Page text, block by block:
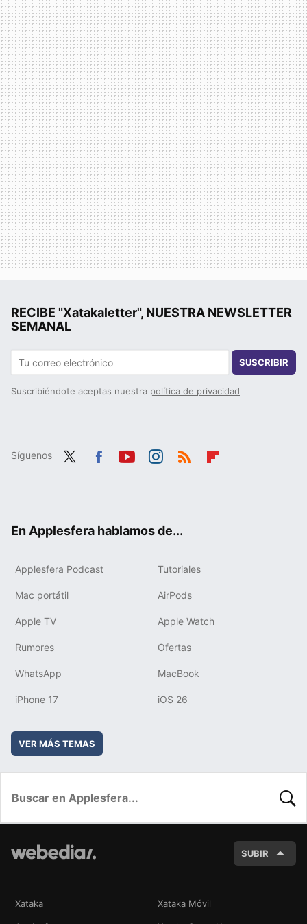
RECIBE "Xatakaletter", NUESTRA NEWSLETTER
SEMANAL
SUSCRIBIR
Suscribiéndote aceptas nuestra política de privacidad
Síguenos
En Applesfera hablamos de...
Applesfera Podcast Tutoriales
Mac portátil AirPods
Apple TV Apple Watch
Rumores Ofertas
WhatsApp MacBook
iPhone 17 iOS 26
VER MÁS TEMAS
SUBIR
Xataka Xataka Móvil